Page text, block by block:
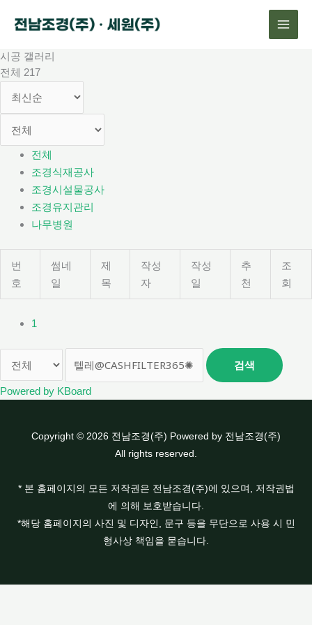
로
건
뛰
시공 갤러리
전체 217
전체
조경식재공사
조경시설물공사
조경유지관리
나무병원
번
호
썸네
일
제
목
작성
자
작성
일
추
천
조
회
1
검색
Powered by KBoard
Copyright © 2026 전남조경(주) Powered by 전남조경(주)
All rights reserved.
* 본 홈페이지의 모든 저작권은 전남조경(주)에 있으며, 저작권법
에 의해 보호받습니다.
*해당 홈페이지의 사진 및 디자인, 문구 등을 무단으로 사용 시 민
형사상 책임을 묻습니다.